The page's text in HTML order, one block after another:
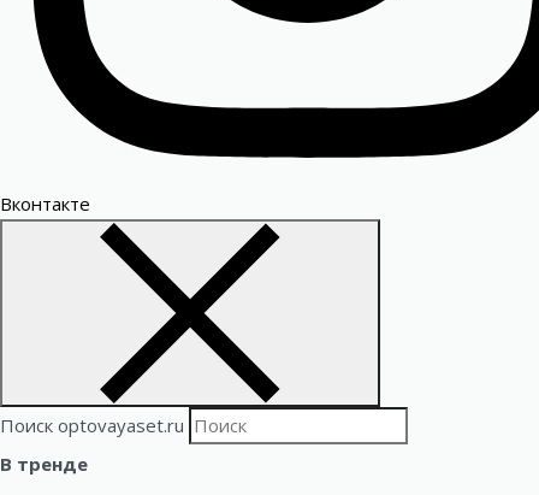
Вконтакте
Поиск optovayaset.ru
В тренде